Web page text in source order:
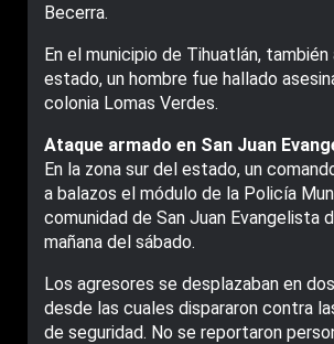
Becerra.
En el municipio de Tihuatlán,
estado, un hombre fue hallado
colonia Lomas Verdes.
Ataque armado en San Juan
En la zona sur del estado, un
a balazos el módulo de la Policía
comunidad de San Juan Evangelista
mañana del sábado.
Los agresores se desplazaban en
desde las cuales dispararon contra
de seguridad. No se reportaron